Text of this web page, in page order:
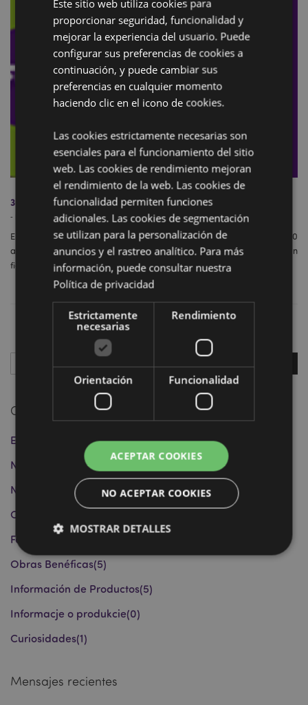
30 por 30
- Febrero 27, 2020
El 2020 es un gran año para Puckator, celebramos nuestro 30
aniversario y pensamos hacerlo con estilo, ¡y no sólo con una gran
fiesta!
Categorías
EDC
Noticias
Novedades y Tendencias(17)
Consejos y Recomendaciones
Festividades y Celebraciones
Obras Benéficas(5)
Información de Productos(5)
Informacje o produkcie(0)
Curiosidades(1)
Mensajes recientes
Este sitio web utiliza cookies para
proporcionar seguridad, funcionalidad y
mejorar la experiencia del usuario. Puede
configurar sus preferencias de cookies a
continuación, y puede cambiar sus
preferencias en cualquier momento
haciendo clic en el icono de cookies.
Las cookies estrictamente necesarias son
esenciales para el funcionamiento del sitio
web. Las cookies de rendimiento mejoran
el rendimiento de la web. Las cookies de
funcionalidad permiten funciones
adicionales. Las cookies de segmentación
se utilizan para la personalización de
anuncios y el rastreo analítico. Para más
información, puede consultar nuestra
Política de privacidad
Estrictamente
necesarias
Rendimiento
Orientación Funcionalidad
ACEPTAR COOKIES
NO ACEPTAR COOKIES
MOSTRAR DETALLES
Estrictamente necesarias
funcionalidad básica del sitio web, como el inicio de